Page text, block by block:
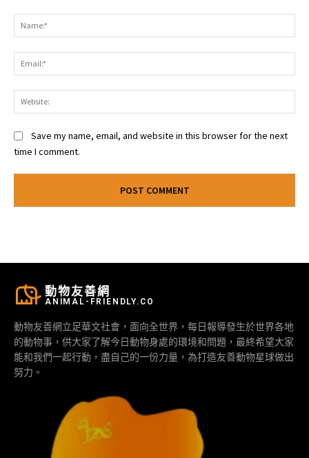
Save my name, email, and website in this browser for the next
time I comment.
動物友善網
ANIMAL-FRIENDLY.CO
動物友善網立足華文社會，面向全世界，每日報導發生於世界各地
的動物事，供大家了解今日動物身處的環境和問題，最終希望大家
能和我們一起行動，盡自己的一份力量，為打造友善動物星球做出
努力。